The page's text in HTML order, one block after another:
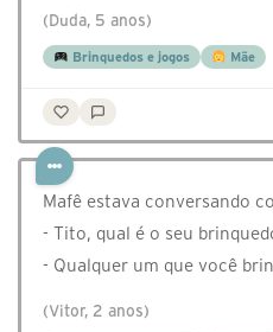
(Duda, 5 anos)
Brinquedos e jogos Mãe
Mafê estava conversando
- Tito, qual é o seu
- Qualquer um que você
(Vitor, 2 anos)